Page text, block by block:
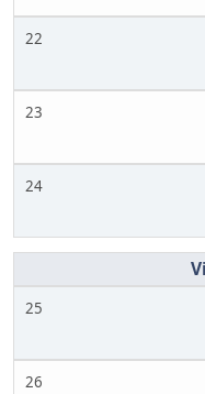
22
23
24
25
26